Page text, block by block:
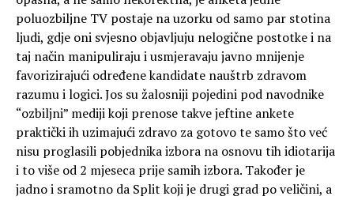
poluozbiljne TV postaje na uzorku od samo par stotina
ljudi, gdje oni svjesno objavljuju nelogične postotke i na
taj način manipuliraju i usmjeravaju javno mnijenje
favorizirajući određene kandidate nauštrb zdravom
razumu i logici. Jos su žalosniji pojedini pod navodnike
“ozbiljni” mediji koji prenose takve jeftine ankete
praktički ih uzimajući zdravo za gotovo te samo što već
nisu proglasili pobjednika izbora na osnovu tih idiotarija
i to više od 2 mjeseca prije samih izbora. Također je
jadno i sramotno da Split koji je drugi grad po veličini, a